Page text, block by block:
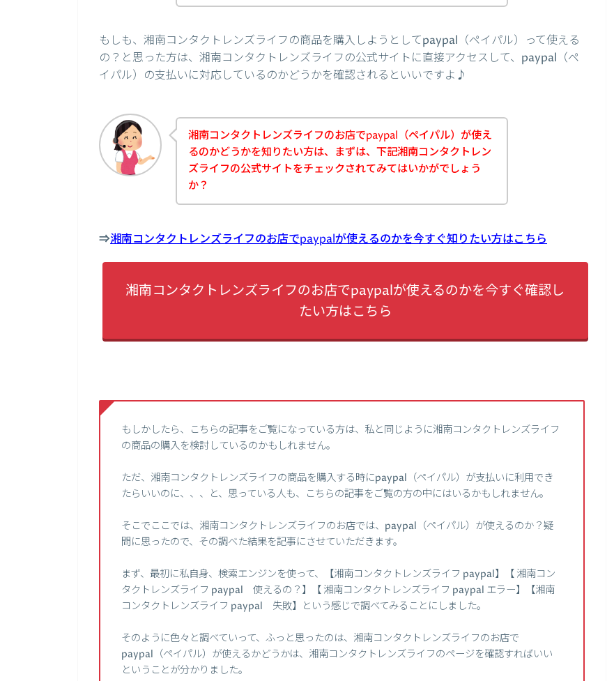
もしも、湘南コンタクトレンズライフの商品を購入しようとしてpaypal（ペイパル）って使える
の？と思った方は、湘南コンタクトレンズライフの公式サイトに直接アクセスして、paypal（ペ
イパル）の支払いに対応しているのかどうかを確認されるといいですよ♪
湘南コンタクトレンズライフのお店でpaypal（ペイパル）が使え
るのかどうかを知りたい方は、まずは、下記湘南コンタクトレン
ズライフの公式サイトをチェックされてみてはいかがでしょう
か？
⇒湘南コンタクトレンズライフのお店でpaypalが使えるのかを今すぐ知りたい方はこちら
湘南コンタクトレンズライフのお店でpaypalが使えるのかを今すぐ確認し
たい方はこちら
もしかしたら、こちらの記事をご覧になっている方は、私と同じように湘南コンタクトレンズライフ
の商品の購入を検討しているのかもしれません。
ただ、湘南コンタクトレンズライフの商品を購入する時にpaypal（ペイパル）が支払いに利用でき
たらいいのに、、、と、思っている人も、こちらの記事をご覧の方の中にはいるかもしれません。
そこでここでは、湘南コンタクトレンズライフのお店では、paypal（ペイパル）が使えるのか？疑
問に思ったので、その調べた結果を記事にさせていただきます。
まず、最初に私自身、検索エンジンを使って、【湘南コンタクトレンズライフ paypal】【 湘南コン
タクトレンズライフ paypal 使えるの？】【 湘南コンタクトレンズライフ paypal エラー】【湘南
コンタクトレンズライフ paypal 失敗】という感じで調べてみることにしました。
そのように色々と調べていって、ふっと思ったのは、湘南コンタクトレンズライフのお店で
paypal（ペイパル）が使えるかどうかは、湘南コンタクトレンズライフのページを確認すればいい
ということが分かりました。